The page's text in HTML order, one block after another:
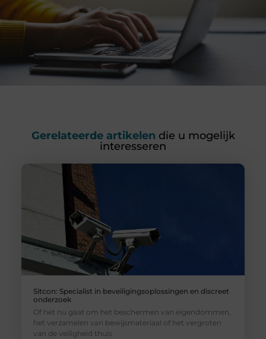
Gerelateerde artikelen die u mogelijk
interesseren
Sitcon: Specialist in beveiligingsoplossingen en discreet
onderzoek
Of het nu gaat om het beschermen van eigendommen,
het verzamelen van bewijsmateriaal of het vergroten
van de veiligheid thuis